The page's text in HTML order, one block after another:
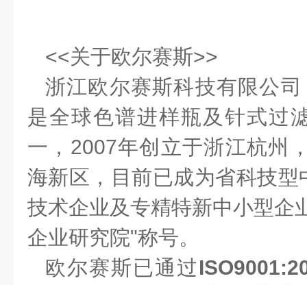
<<关于欧尔赛斯>>
浙江欧尔赛斯科技有限公
是全球色谱进样瓶及针式过
一， 2007年创立于浙江杭州
海新区，目前已成为省科技
技术企业及专精特新中小型企
企业研究院"称号。
欧尔赛斯已通过